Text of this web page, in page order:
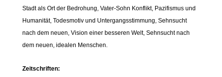
Stadt als Ort der Bedrohung, Vater-Sohn Konflikt, Pazifismus und
Humanität, Todesmotiv und Untergangsstimmung, Sehnsucht
nach dem neuen, Vision einer besseren Welt, Sehnsucht nach
dem neuen, idealen Menschen.
Zeitschriften: